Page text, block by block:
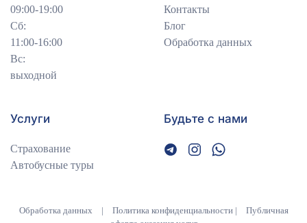
09:00-19:00
Сб:
11:00-16:00
Вс:
выходной
Контакты
Блог
Обработка данных
Услуги
Страхование
Автобусные туры
Будьте с нами
Обработка данных | Политика конфиденциальности|
Публичная